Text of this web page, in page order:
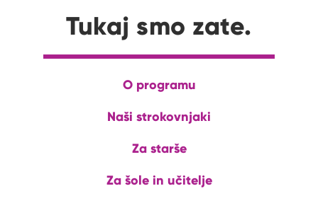
Tukaj smo zate.
O programu
Naši strokovnjaki
Za starše
Za šole in učitelje